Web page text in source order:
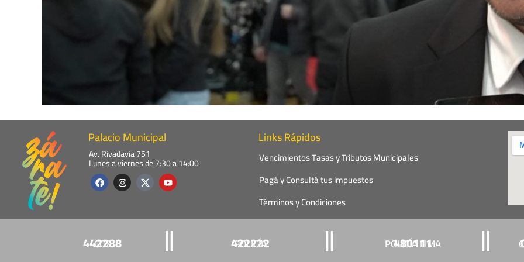
Palacio Municipal
Av. Rivadavia 751
Lunes a viernes de 7:30 a 14:00
F
a
c
o
k
I
n
s
g
a
m
Y
o
u
b
e
Links Rápidos
Vencimientos Tasas y Tributos Municipales
Pagá y Consultá tus impuestos
Términos y Condiciones
442288
COZ 422222
POLICÍA 480111
POLICÍA LIMA